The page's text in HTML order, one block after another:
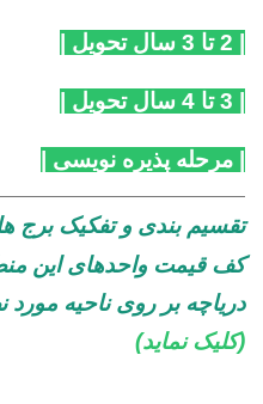
مرحله پذیره نویسی
تقسیم بندی و تفکیک برج های
کف قیمت واحدهای این
دریاچهبر روی ناحیه مورد
(کلیک نماید)